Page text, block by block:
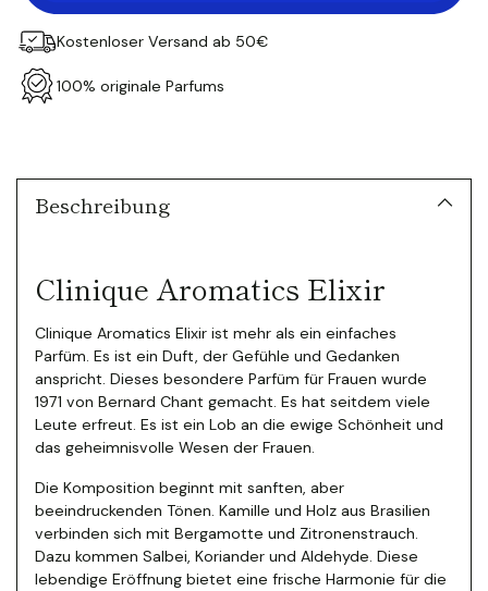
Kostenloser Versand ab 50€
100% originale Parfums
legen
Beschreibung
Clinique Aromatics Elixir
Clinique Aromatics Elixir ist mehr als ein einfaches
Parfüm. Es ist ein Duft, der Gefühle und Gedanken
anspricht. Dieses besondere Parfüm für Frauen wurde
1971 von Bernard Chant gemacht. Es hat seitdem viele
Leute erfreut. Es ist ein Lob an die ewige Schönheit und
das geheimnisvolle Wesen der Frauen.
Die Komposition beginnt mit sanften, aber
beeindruckenden Tönen. Kamille und Holz aus Brasilien
verbinden sich mit Bergamotte und Zitronenstrauch.
Dazu kommen Salbei, Koriander und Aldehyde. Diese
lebendige Eröffnung bietet eine frische Harmonie für die